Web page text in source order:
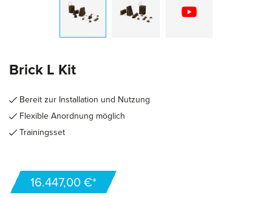
Brick L Kit
Bereit zur Installation und Nutzung
Flexible Anordnung möglich
Trainingsset
16.447,00 €*